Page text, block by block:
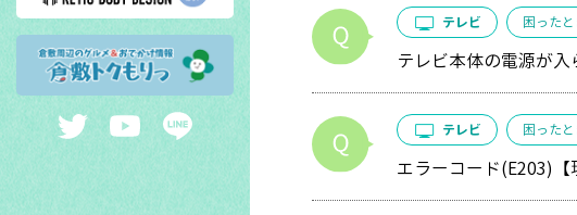
テレビ 困った
テレビ本体の電源が入
テレビ 困った
エラーコード(E203)